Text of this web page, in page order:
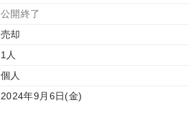
公開終了
売却
1人
個人
2024年9月6日(金)